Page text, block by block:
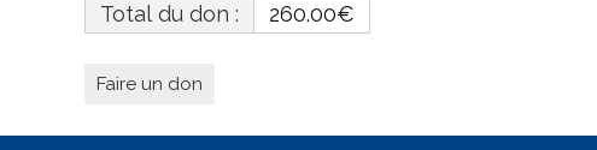
Total du don : 260.00€